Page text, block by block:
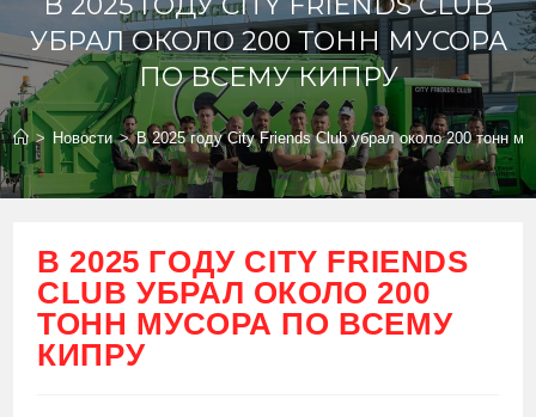
УБРАЛ ОКОЛО 200 ТОНН МУСОРА
ПО ВСЕМУ КИПРУ
> Новости > В 2025 году City Friends Club убрал около 200 тонн
В 2025 ГОДУ CITY FRIENDS
CLUB УБРАЛ ОКОЛО 200
ТОНН МУСОРА ПО ВСЕМУ
КИПРУ